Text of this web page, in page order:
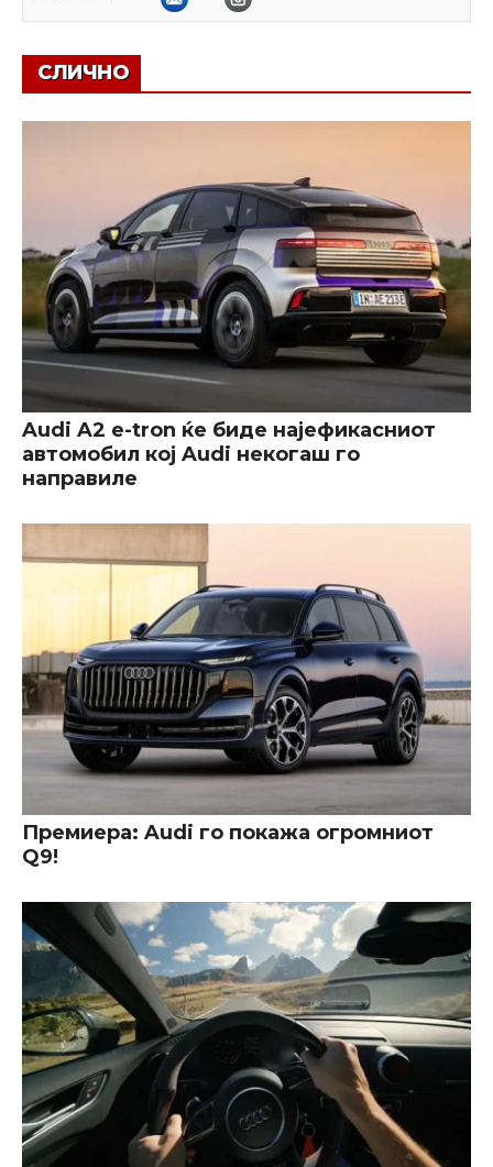
СЛИЧНО
Audi A2 e-tron ќе биде најефикасниот
автомобил кој Audi некогаш го
направиле
Премиера: Audi го покажа огромниот
Q9!